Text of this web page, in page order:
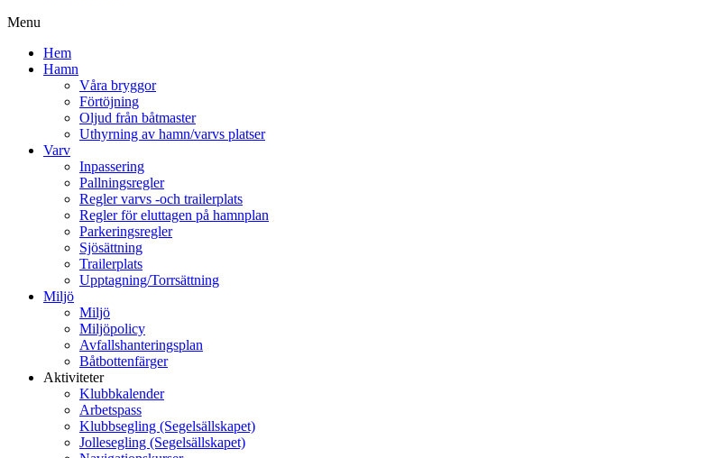
Menu
Hem
Hamn
Våra bryggor
Förtöjning
Oljud från båtmaster
Uthyrning av hamn/varvs platser
Varv
Inpassering
Pallningsregler
Regler varvs -och trailerplats
Regler för eluttagen på hamnplan
Parkeringsregler
Sjösättning
Trailerplats
Upptagning/Torrsättning
Miljö
Miljö
Miljöpolicy
Avfallshanteringsplan
Båtbottenfärger
Aktiviteter
Klubbkalender
Arbetspass
Klubbsegling (Segelsällskapet)
Jollesegling (Segelsällskapet)